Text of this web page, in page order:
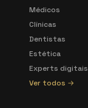
Médicos
Clínicas
Dentistas
Estética
Experts digitais
Ver todos →